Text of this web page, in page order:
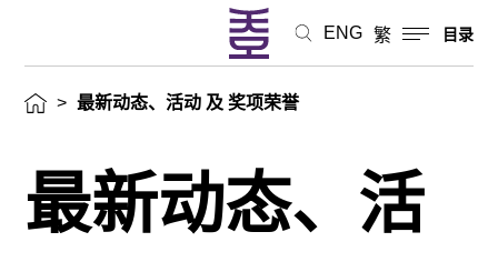
ENG 繁 目录
> 最新动态、活动 及 奖项荣誉
最新动态、活